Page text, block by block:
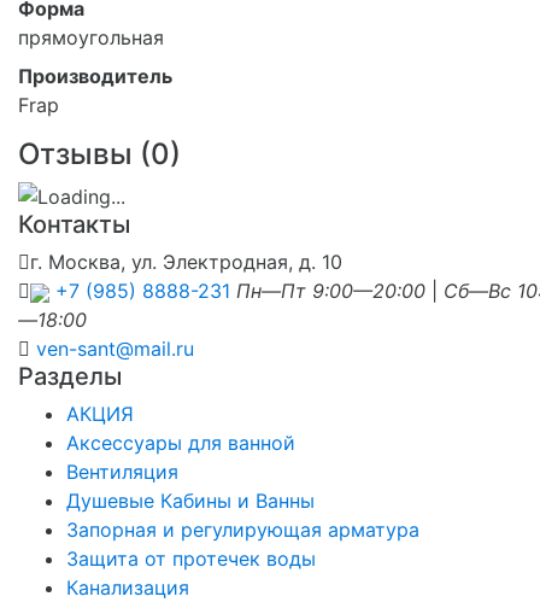
Форма
прямоугольная
Производитель
Frap
Отзывы (0)
Контакты
г. Москва, ул. Электродная, д. 10
+7 (985) 8888-231 Пн—Пт 9:00—20:00
Сб—Вс
—18:00
ven-sant@mail.ru
Разделы
АКЦИЯ
Аксессуары для ванной
Вентиляция
Душевые Кабины и Ванны
Запорная и регулирующая арматура
Защита от протечек воды
Канализация